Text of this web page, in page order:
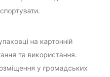
на картонній
та використання.
у громадських